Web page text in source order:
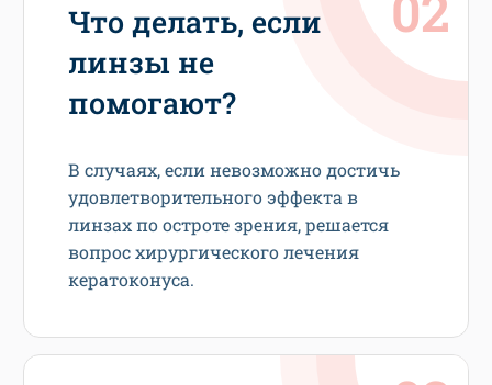
Что делать, если
линзы не
помогают?
В случаях, если невозможно достичь
удовлетворительного эффекта в
линзах по остроте зрения, решается
вопрос хирургического лечения
кератоконуса.